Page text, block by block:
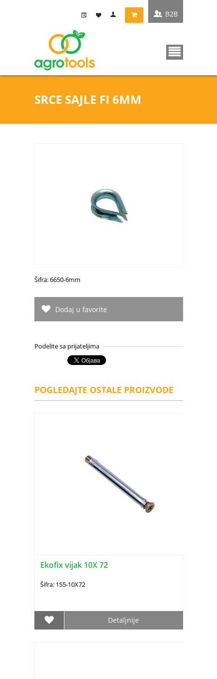
SRCE SAJLE FI 6MM
B2B
Šifra: 6650-6mm
Dodaj u favorite
Podelite sa prijateljima
POGLEDAJTE OSTALE PROIZVODE
Ekofix vijak 10X 72
Šifra: 155-10X72
Detaljnije